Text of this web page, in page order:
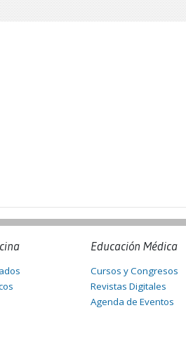
Educación Médica
Cursos y Congresos
Revistas Digitales
Agenda de Eventos